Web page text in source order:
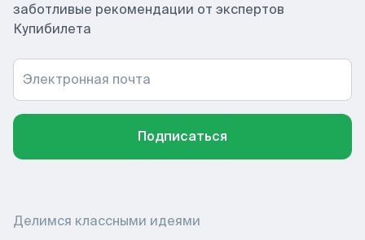
заботливые рекомендации от экспертов
Купибилета
Электронная почта
Подписаться
Делимся классными идеями